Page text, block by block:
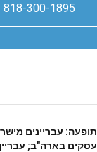
818-300-1895
תופעה: עבריינים
עסקים בארה"ב;